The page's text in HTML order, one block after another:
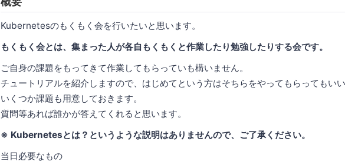
Kubernetesのもくもく会を行いたいと思います。
もくもく会とは、集まった人が各自もくもくと作業したり勉強したりする会です。
ご自身の課題をもってきて作業してもらっていも構いません。
チュートリアルを紹介しますので、はじめてという方はそちらをやってもらってもい
いくつか課題も用意しておきます。
質問等あれば誰かが答えてくれると思います。
※ Kubernetesとは？というような説明はありませんので、ご了承ください。
当日必要なもの